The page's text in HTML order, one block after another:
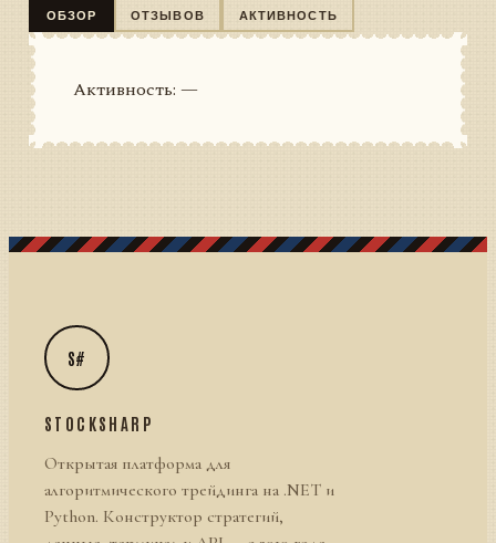
ОБЗОР ОТЗЫВОВ АКТИВНОСТЬ
Активность: —
S#
STOCKSHARP
Открытая платформа для
алгоритмического трейдинга на .NET и
Python. Конструктор стратегий,